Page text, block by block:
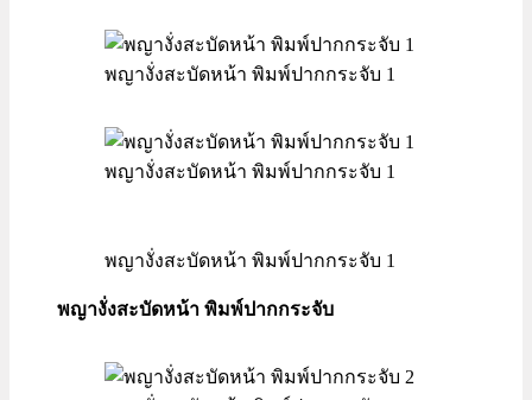
พญางั่งสะบัดหน้า พิมพ์ปากกระจับ 1
พญางั่งสะบัดหน้า พิมพ์ปากกระจับ 1
พญางั่งสะบัดหน้า พิมพ์ปากกระจับ 1
พญางั่งสะบัดหน้า พิมพ์ปากกระจับ